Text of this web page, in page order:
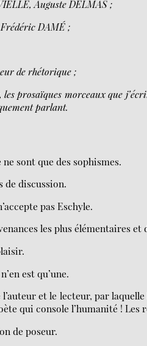
Auguste DELMAS ;
DAMÉ ;
de rhétorique ;
prosaïques morceaux que
parlant.
sont que des sophismes.
discussion.
pas Eschyle.
les plus élémentaires
est qu’une.
et le lecteur, par
qui console l’humanité !
de poseur.